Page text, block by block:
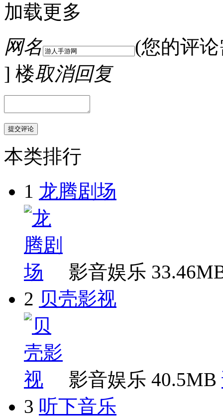
加载更多
网名
(您的评
] 楼取消回复
本类排行
1 龙腾剧场
影音娱乐
2 贝壳影视
影音娱乐 40.5MB
3 听下音乐